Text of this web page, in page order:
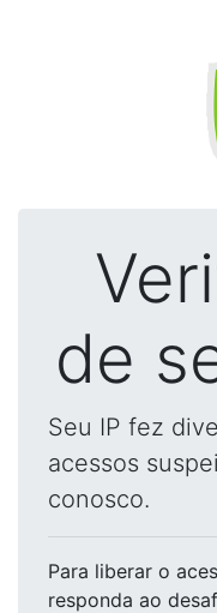
de
Seu IP fez
acessos
conosco.
Para liberar o
responda ao